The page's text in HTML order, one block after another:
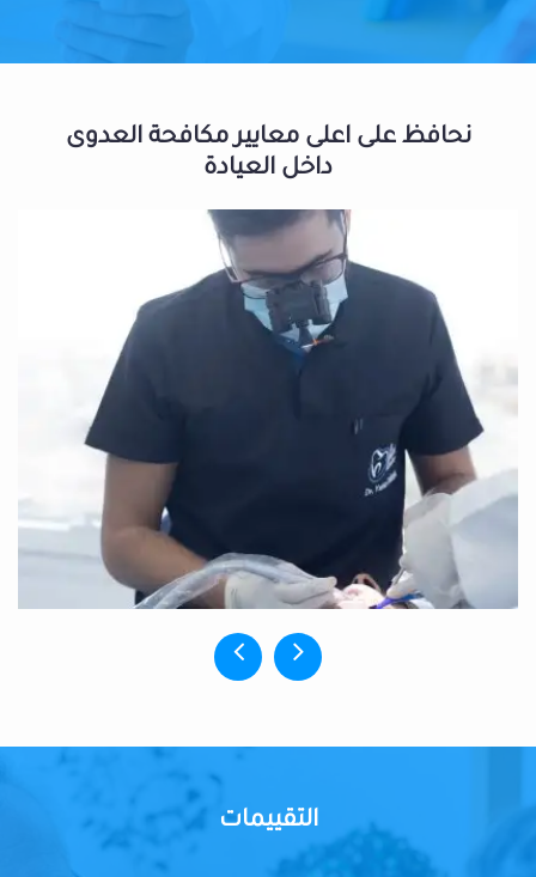
نحافظ على اعلى معايير مكافحة العدوى
داخل العيادة
التقييمات